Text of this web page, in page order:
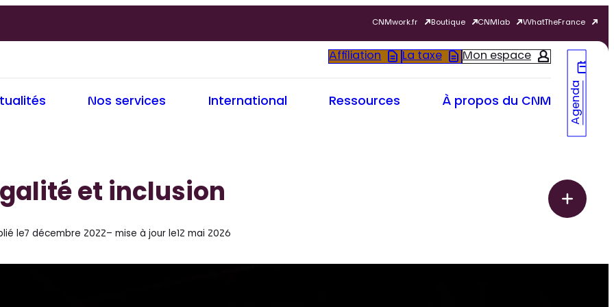
CNMwork.fr Boutique CNMlab WhatTheFrance
Affiliation La taxe Mon espace
Nos services International Ressources À propos du CNM Agenda
et inclusion
le7 décembre 2022– mise à jour le12 mai 2026
F
u
É
g